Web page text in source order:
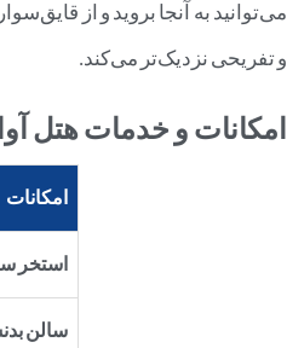
می‌توانید به آنجا بروید و از
و تفریحی نزدیک‌تر می‌کند.
امکانات و خدمات هتل
امکانات
استخر
سالن